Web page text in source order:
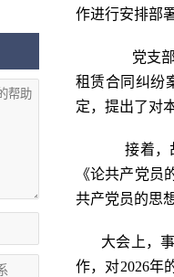
作进行安排部
党支部
租赁合同纠纷
定，提出了对
接着，
《论共产党
共产党员的思
大会上，
作， 对2026年